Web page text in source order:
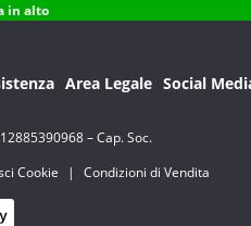
in alto
Area Legale Social
– Cap. Soc.
Cookie |
Condizioni di Vendita